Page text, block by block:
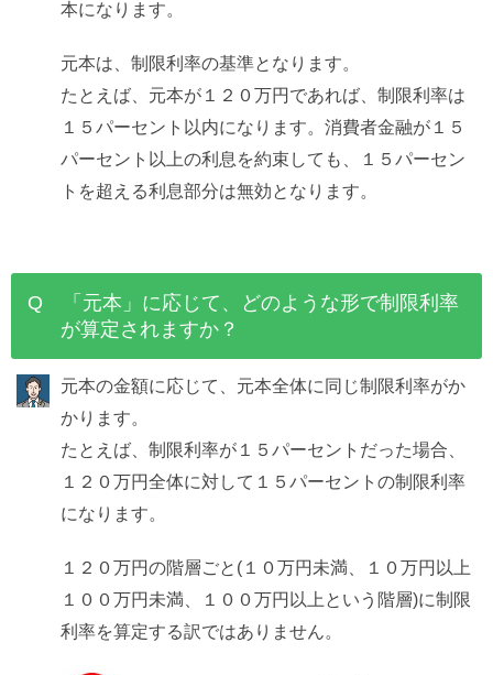
本になります。
元本は、制限利率の基準となります。
たとえば、元本が１２０万円であれば、制限利率は
１５パーセント以内になります。消費者金融が１５
パーセント以上の利息を約束しても、１５パーセン
トを超える利息部分は無効となります。
Q 「元本」に応じて、どのような形で制限利率
が算定されますか？
元本の金額に応じて、元本全体に同じ制限利率がか
かります。
たとえば、制限利率が１５パーセントだった場合、
１２０万円全体に対して１５パーセントの制限利率
になります。
１２０万円の階層ごと(１０万円未満、１０万円以上
１００万円未満、１００万円以上という階層)に制限
利率を算定する訳ではありません。